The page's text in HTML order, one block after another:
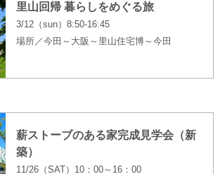
里山回帰 暮らしをめぐる旅
3/12（sun）8:50-16:45
場所／今田～大阪～里山住宅博～今田
薪ストーブのある家完成見学会（新
築）
11/26（SAT）10：00～16：00